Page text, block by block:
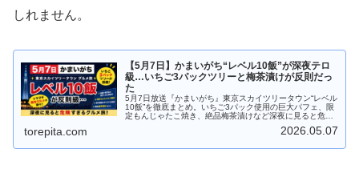
しれません。
【5月7日】かまいがち“レベル10飯”が深夜テロ
級…いちご3パックツリーと梅茶漬けが反則だっ
た
5月7日放送『かまいがち』東京スカイツリータウン“レベル
10飯”を徹底まとめ。いちご3パック使用の巨大パフェ、限
定もんじゃたこ焼き、絶品梅茶漬けなど深夜に見ると危険
torepita.com 2026.05.07